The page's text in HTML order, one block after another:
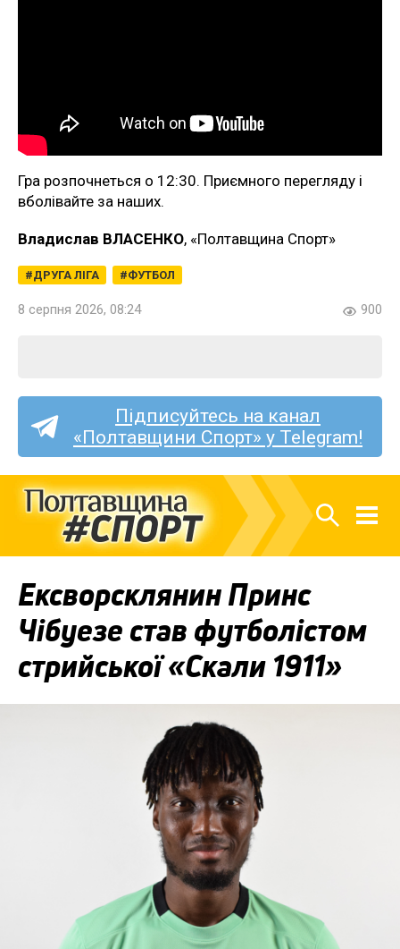
Гра розпочнеться о 12:30. Приємного перегляду і
вболівайте за наших.
Владислав ВЛАСЕНКО, «Полтавщина Спорт»
ДРУГА ЛІГА ФУТБОЛ
8 серпня 2026, 08:24 900
Підписуйтесь на канал
«Полтавщини Спорт» у Telegram!
Ексворсклянин Принс
Чібуезе став футболістом
стрийської «Скали 1911»